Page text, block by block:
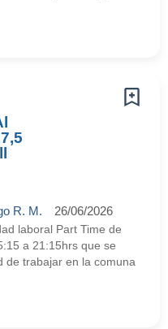
R. M. 26/06/2026
laboral Part Time de
a 21:15hrs que se
de trabajar en la comuna